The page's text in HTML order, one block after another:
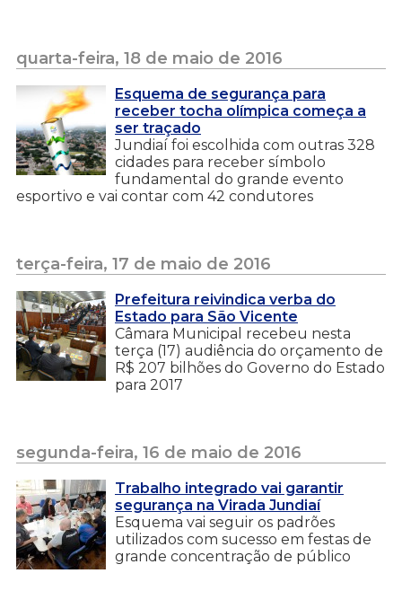
quarta-feira, 18 de maio de 2016
Esquema de segurança para
receber tocha olímpica começa a
ser traçado
Jundiaí foi escolhida com outras 328
cidades para receber símbolo
fundamental do grande evento
esportivo e vai contar com 42 condutores
terça-feira, 17 de maio de 2016
Prefeitura reivindica verba do
Estado para São Vicente
Câmara Municipal recebeu nesta
terça (17) audiência do orçamento de
R$ 207 bilhões do Governo do Estado
para 2017
segunda-feira, 16 de maio de 2016
Trabalho integrado vai garantir
segurança na Virada Jundiaí
Esquema vai seguir os padrões
utilizados com sucesso em festas de
grande concentração de público